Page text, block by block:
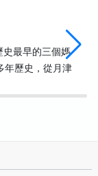
史最早的三個媽
年歷史，從月津